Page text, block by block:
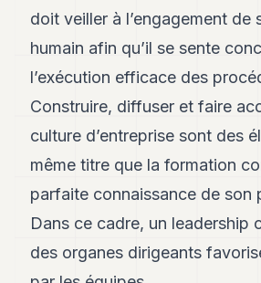
doit veiller à l’engagement de
humain afin qu’il se sente
l’exécution efficace des
Construire, diffuser et faire
culture d’entreprise sont des
même titre que la formation
parfaite connaissance de son
Dans ce cadre, un leadership
des organes dirigeants